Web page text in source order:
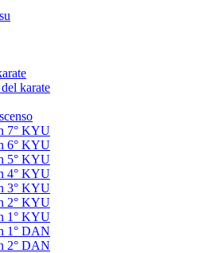
karate
7° KYU
6° KYU
5° KYU
4° KYU
3° KYU
2° KYU
1° KYU
1° DAN
2° DAN